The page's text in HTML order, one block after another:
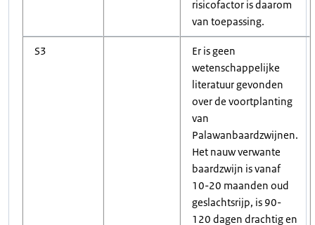
risicofactor is daarom
van toepassing.
S3
Er is geen
wetenschappelijke
literatuur gevonden
over de voortplanting
van
Palawanbaardzwijnen.
Het nauw verwante
baardzwijn is vanaf
10-20 maanden oud
geslachtsrijp, is 90-
120 dagen drachtig en